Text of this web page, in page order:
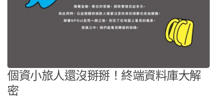
個資小旅人還沒掰掰！終端資料庫大解
密